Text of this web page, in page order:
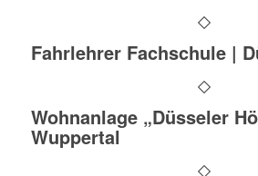
Fahrlehrer Fachschule |
Wohnanlage „Düsseler
Wuppertal